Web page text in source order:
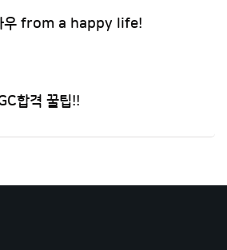
우 from a happy life!
합격 꿀팁!!